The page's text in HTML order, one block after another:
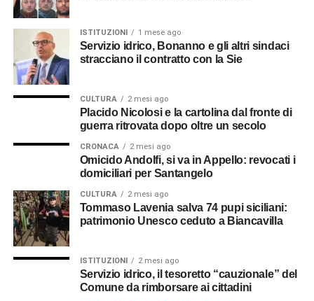
ISTITUZIONI 1 mese ago
Servizio idrico, Bonanno e gli altri sindaci
stracciano il contratto con la Sie
CULTURA 2 mesi ago
Placido Nicolosi e la cartolina dal fronte di
guerra ritrovata dopo oltre un secolo
CRONACA 2 mesi ago
Omicido Andolfi, si va in Appello: revocati i
domiciliari per Santangelo
CULTURA 2 mesi ago
Tommaso Lavenia salva 74 pupi siciliani:
patrimonio Unesco ceduto a Biancavilla
ISTITUZIONI 2 mesi ago
Servizio idrico, il tesoretto “cauzionale” del
Comune da rimborsare ai cittadini